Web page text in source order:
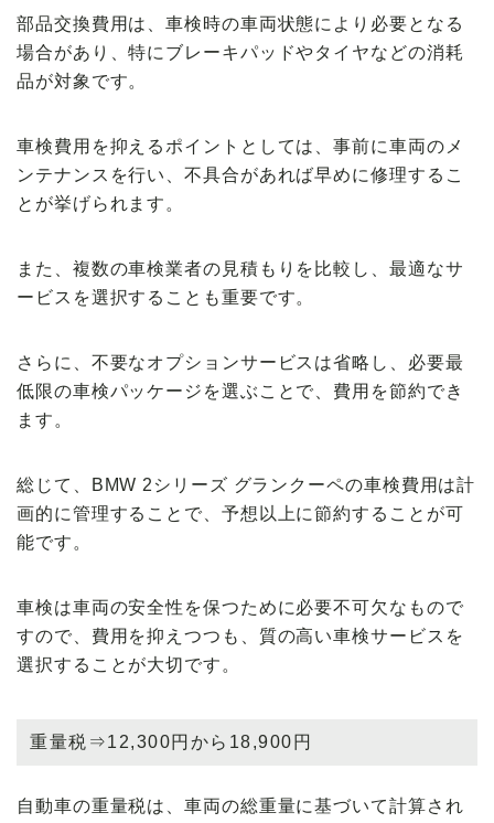
部品交換費用は、車検時の車両状態により必要となる
場合があり、特にブレーキパッドやタイヤなどの消耗
品が対象です。
車検費用を抑えるポイントとしては、事前に車両のメ
ンテナンスを行い、不具合があれば早めに修理するこ
とが挙げられます。
また、複数の車検業者の見積もりを比較し、最適なサ
ービスを選択することも重要です。
さらに、不要なオプションサービスは省略し、必要最
低限の車検パッケージを選ぶことで、費用を節約でき
ます。
総じて、BMW 2シリーズ グランクーペの車検費用は計
画的に管理することで、予想以上に節約することが可
能です。
車検は車両の安全性を保つために必要不可欠なもので
すので、費用を抑えつつも、質の高い車検サービスを
選択することが大切です。
重量税⇒12,300円から18,900円
自動車の重量税は、車両の総重量に基づいて計算され